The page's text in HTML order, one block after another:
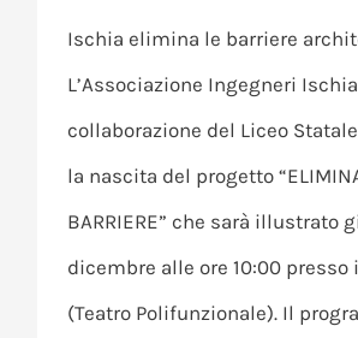
Ischia elimina le barriere
L’Associazione Ingegneri
collaborazione del Liceo
la nascita del progetto
BARRIERE” che sarà illustrato
dicembre alle ore 10:00 presso
(Teatro Polifunzionale). Il